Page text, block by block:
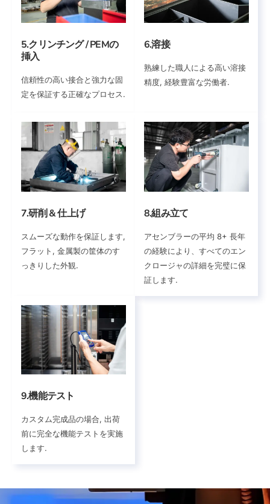
5.クリンチング / PEMの
挿入
信頼性の高い接合と強力な固
定を保証する正確なプロセス.
6.溶接
熟練した職人による高い溶接
精度, 経験豊富な労働者.
7.研削 & 仕上げ
スムーズな動作を保証します,
フラット, 金属製の筐体のす
っきりした外観.
8.組み立て
アセンブラーの平均 8+ 長年
の経験により、すべてのエン
クロージャの詳細を完璧に保
証します.
9.機能テスト
カスタム完成品の場合, 出荷
前に完全な機能テストを実施
します.